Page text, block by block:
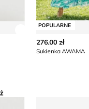
POPULARNE
276.00 zł
Sukienka AWAMA